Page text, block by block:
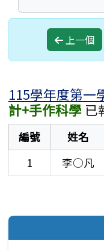
上一個
115學年度第一
計+手作科學 已
編號 姓名
1
李○凡
左邊區域內容